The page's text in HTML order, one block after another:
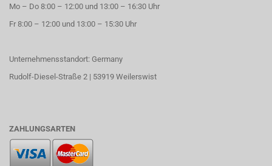
Mo – Do 8:00 – 12:00 und 13:00 – 16:30 Uhr
Fr 8:00 – 12:00 und 13:00 – 15:30 Uhr
Unternehmensstandort: Germany
Rudolf-Diesel-Straße 2 | 53919 Weilerswist
ZAHLUNGSARTEN